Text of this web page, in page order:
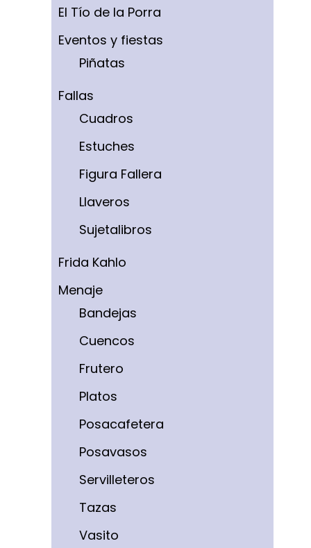
El Tío de la Porra
Eventos y fiestas
Piñatas
Fallas
Cuadros
Estuches
Figura Fallera
Llaveros
Sujetalibros
Frida Kahlo
Menaje
Bandejas
Cuencos
Frutero
Platos
Posacafetera
Posavasos
Servilleteros
Tazas
Vasito